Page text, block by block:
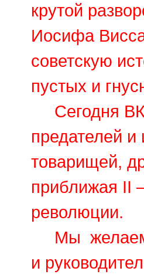
крутой
Иосифа
советскую
пустых и
Сегодня
предателей и
товарищей,
приближая II
революции.
Мы желаем
и